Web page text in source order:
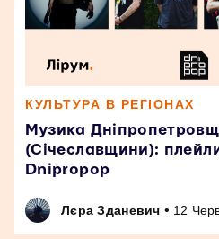
КУЛЬТУРА В РЕГІОНАХ
Музика
(Січеславщини):
Dnipropop
Лєра Зданевич • 12